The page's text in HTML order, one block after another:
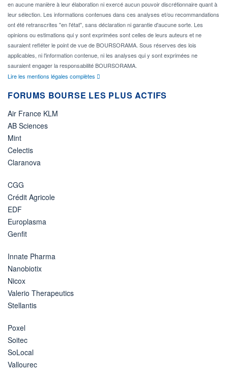
en aucune manière à leur élaboration ni exercé aucun pouvoir discrétionnaire quant à
leur sélection. Les informations contenues dans ces analyses et/ou recommandations
ont été retranscrites "en l'état", sans déclaration ni garantie d'aucune sorte. Les
opinions ou estimations qui y sont exprimées sont celles de leurs auteurs et ne
sauraient refléter le point de vue de BOURSORAMA. Sous réserves des lois
applicables, ni l'information contenue, ni les analyses qui y sont exprimées ne
sauraient engager la responsabilité BOURSORAMA.
Lire les mentions légales complètes
FORUMS BOURSE LES PLUS ACTIFS
Air France KLM
AB Sciences
Mint
Celectis
Claranova
CGG
Crédit Agricole
EDF
Europlasma
Genfit
Innate Pharma
Nanobiotix
Nicox
Valerio Therapeutics
Stellantis
Poxel
Soitec
SoLocal
Vallourec